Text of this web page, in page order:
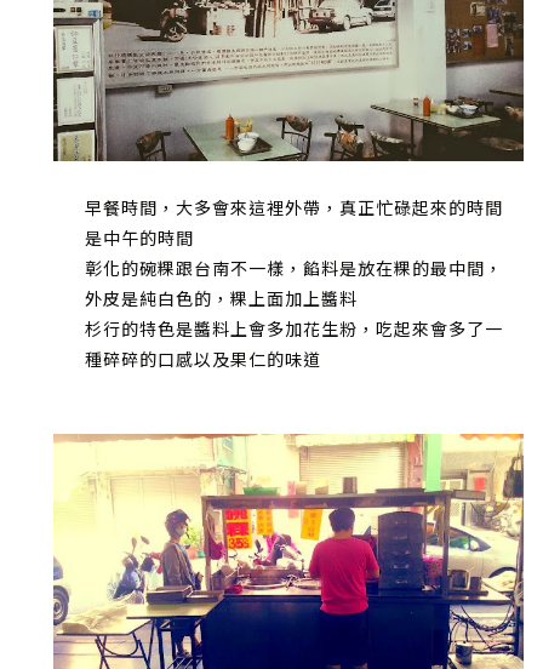
早餐時間，大多會來這裡外帶，真正忙碌起來的時間
是中午的時間
彰化的碗粿跟台南不一樣，餡料是放在粿的最中間，
外皮是純白色的，粿上面加上醬料
杉行的特色是醬料上會多加花生粉，吃起來會多了一
種碎碎的口感以及果仁的味道